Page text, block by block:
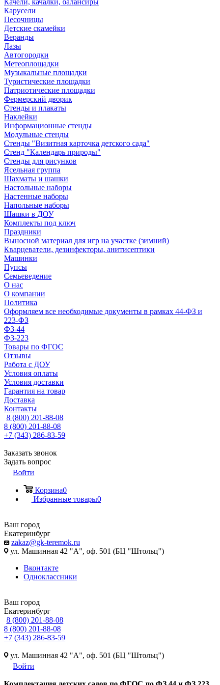
Качели, качалки, балансиры
Карусели
Песочницы
Детские скамейки
Веранды
Лазы
Автогородки
Метеоплощадки
Музыкальные площадки
Туристические площадки
Патриотические площадки
Фермерский дворик
Стенды и плакаты
Наклейки
Информационные стенды
Модульные стенды
Стенды "Визитная карточка детского сада"
Стенд "Календарь природы"
Стенды для рисунков
Ясельная группа
Шахматы и шашки
Настольные наборы
Настенные наборы
Напольные наборы
Шашки в ДОУ
Комплекты под ключ
Праздники
Выносной материал для игр на участке (зимний)
Кварцеватели, дезинфекторы, анитисептики
Машинки
Пупсы
Семьеведение
О нас
О компании
Политика
Оформляем все необходимые документы в рамках 44-ФЗ и
223-ФЗ
ФЗ-44
ФЗ-223
Товары по ФГОС
Отзывы
Работа с ДОУ
Условия оплаты
Условия доставки
Гарантия на товар
Доставка
Контакты
8 (800) 201-88-08
8 (800) 201-88-08
+7 (343) 286-83-59
Заказать звонок
Задать вопрос
Войти
Корзина0
Избранные товары0
Ваш город
Екатеринбург
zakaz@gk-teremok.ru
ул. Машинная 42 "А", оф. 501 (БЦ "Штольц")
Вконтакте
Одноклассники
Ваш город
Екатеринбург
8 (800) 201-88-08
8 (800) 201-88-08
+7 (343) 286-83-59
ул. Машинная 42 "А", оф. 501 (БЦ "Штольц")
Войти